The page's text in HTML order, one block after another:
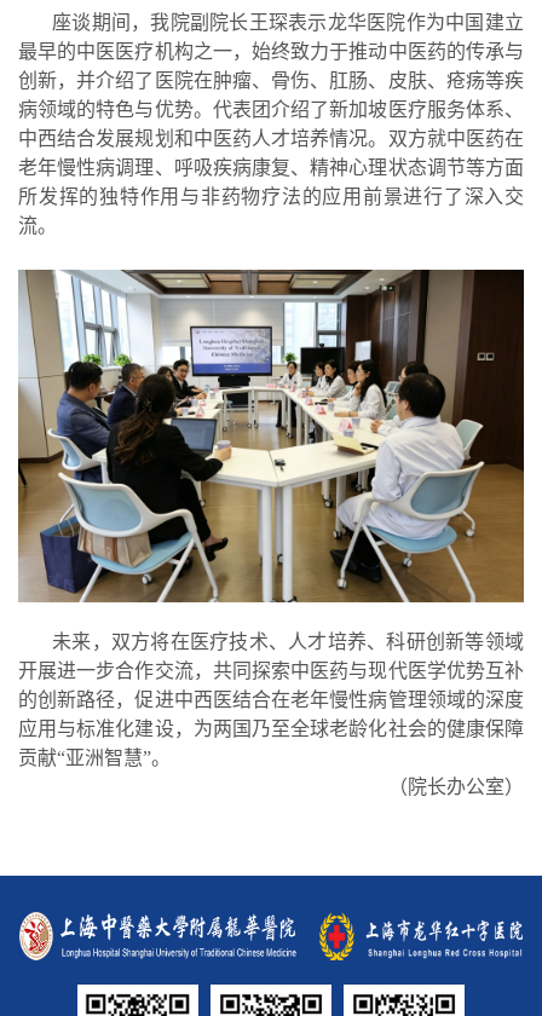
座谈期间，我院副院长王琛表示龙华医院作为中国建立
最早的中医医疗机构之一，始终致力于推动中医药的传承与
创新，并介绍了医院在肿瘤、骨伤、肛肠、皮肤、疮疡等疾
病领域的特色与优势。代表团介绍了新加坡医疗服务体系、
中西结合发展规划和中医药人才培养情况。双方就中医药在
老年慢性病调理、呼吸疾病康复、精神心理状态调节等方面
所发挥的独特作用与非药物疗法的应用前景进行了深入交
流。
未来，双方将在医疗技术、人才培养、科研创新等领域
开展进一步合作交流，共同探索中医药与现代医学优势互补
的创新路径，促进中西医结合在老年慢性病管理领域的深度
应用与标准化建设，为两国乃至全球老龄化社会的健康保障
贡献“亚洲智慧”。
（院长办公室）